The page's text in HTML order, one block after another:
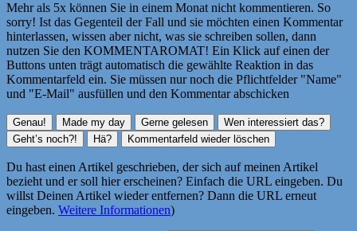
Mehr als 5x können Sie in einem Monat nicht kommentieren. So
sorry! Ist das Gegenteil der Fall und sie möchten einen Kommentar
hinterlassen, wissen aber nicht, was sie schreiben sollen, dann
nutzen Sie den KOMMENTAROMAT! Ein Klick auf einen der
Buttons unten trägt automatisch die gewählte Reaktion in das
Kommentarfeld ein. Sie müssen nur noch die Pflichtfelder "Name"
und "E-Mail" ausfüllen und den Kommentar abschicken
Du hast einen Artikel geschrieben, der sich auf meinen Artikel
bezieht und er soll hier erscheinen? Einfach die URL eingeben. Du
willst Deinen Artikel wieder entfernen? Dann die URL erneut
eingeben. Weitere Informationen)